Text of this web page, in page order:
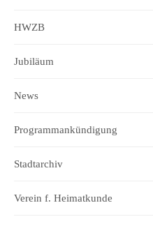
HWZB
Jubiläum
News
Programmankündigung
Stadtarchiv
Verein f. Heimatkunde